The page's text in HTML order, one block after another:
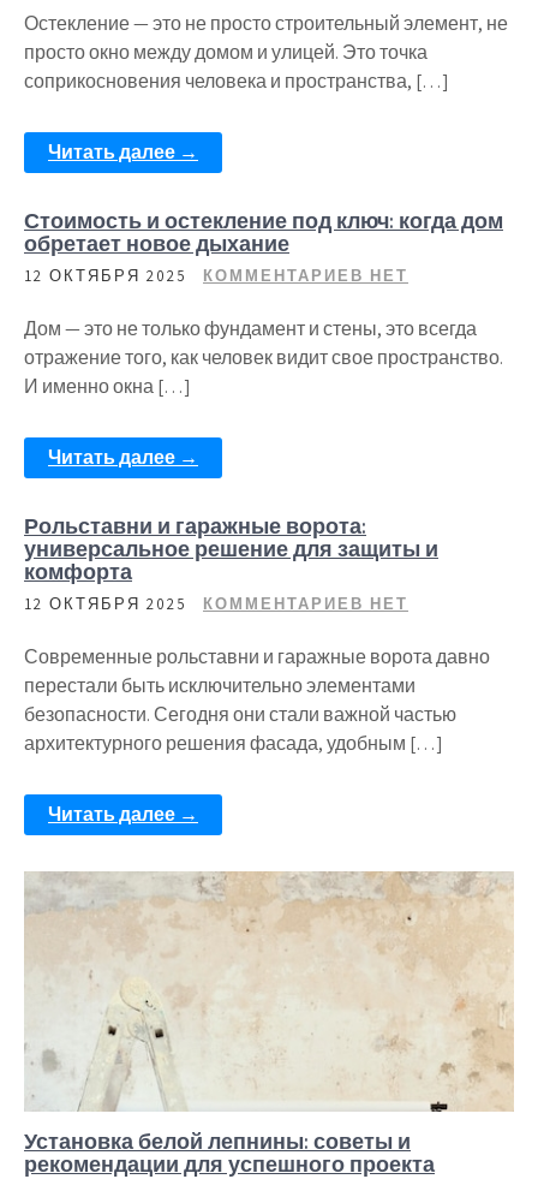
Остекление — это не просто строительный элемент, не
просто окно между домом и улицей. Это точка
соприкосновения человека и пространства, […]
Читать далее →
Стоимость и остекление под ключ: когда дом
обретает новое дыхание
12 ОКТЯБРЯ 2025 КОММЕНТАРИЕВ НЕТ
Дом — это не только фундамент и стены, это всегда
отражение того, как человек видит свое пространство.
И именно окна […]
Читать далее →
Рольставни и гаражные ворота:
универсальное решение для защиты и
комфорта
12 ОКТЯБРЯ 2025 КОММЕНТАРИЕВ НЕТ
Современные рольставни и гаражные ворота давно
перестали быть исключительно элементами
безопасности. Сегодня они стали важной частью
архитектурного решения фасада, удобным […]
Читать далее →
Установка белой лепнины: советы и
рекомендации для успешного проекта